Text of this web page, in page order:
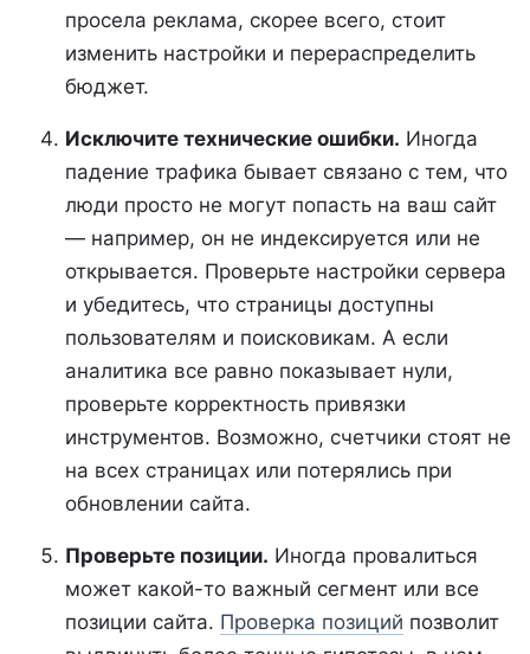
просела реклама, скорее всего, стоит
изменить настройки и перераспределить
бюджет.
Исключите технические ошибки. Иногда
падение трафика бывает связано с тем, что
люди просто не могут попасть на ваш сайт
— например, он не индексируется или не
открывается. Проверьте настройки сервера
и убедитесь, что страницы доступны
пользователям и поисковикам. А если
аналитика все равно показывает нули,
проверьте корректность привязки
инструментов. Возможно, счетчики стоят не
на всех страницах или потерялись при
обновлении сайта.
Проверьте позиции. Иногда провалиться
может какой-то важный сегмент или все
позиции сайта. Проверка позиций позволит